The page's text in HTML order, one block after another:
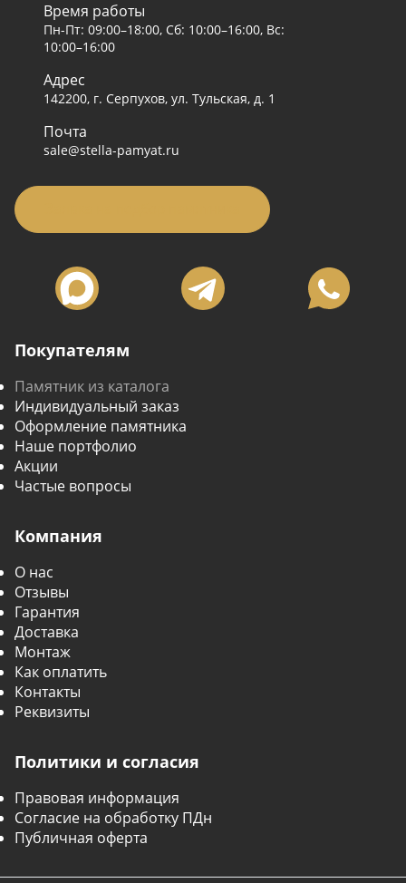
Покупателям
Памятник из каталога
Индивидуальный заказ
Оформление памятника
Наше портфолио
Акции
Частые вопросы
Компания
О нас
Отзывы
Гарантия
Доставка
Монтаж
Как оплатить
Контакты
Реквизиты
Политики и согласия
Правовая информация
Согласие на обработку ПДн
Публичная оферта
Время работы
Пн-Пт: 09:00–18:00, Сб: 10:00–16:00, Вс:
10:00–16:00
Адрес
142200, г. Серпухов, ул. Тульская, д. 1
Почта
sale@stella-pamyat.ru